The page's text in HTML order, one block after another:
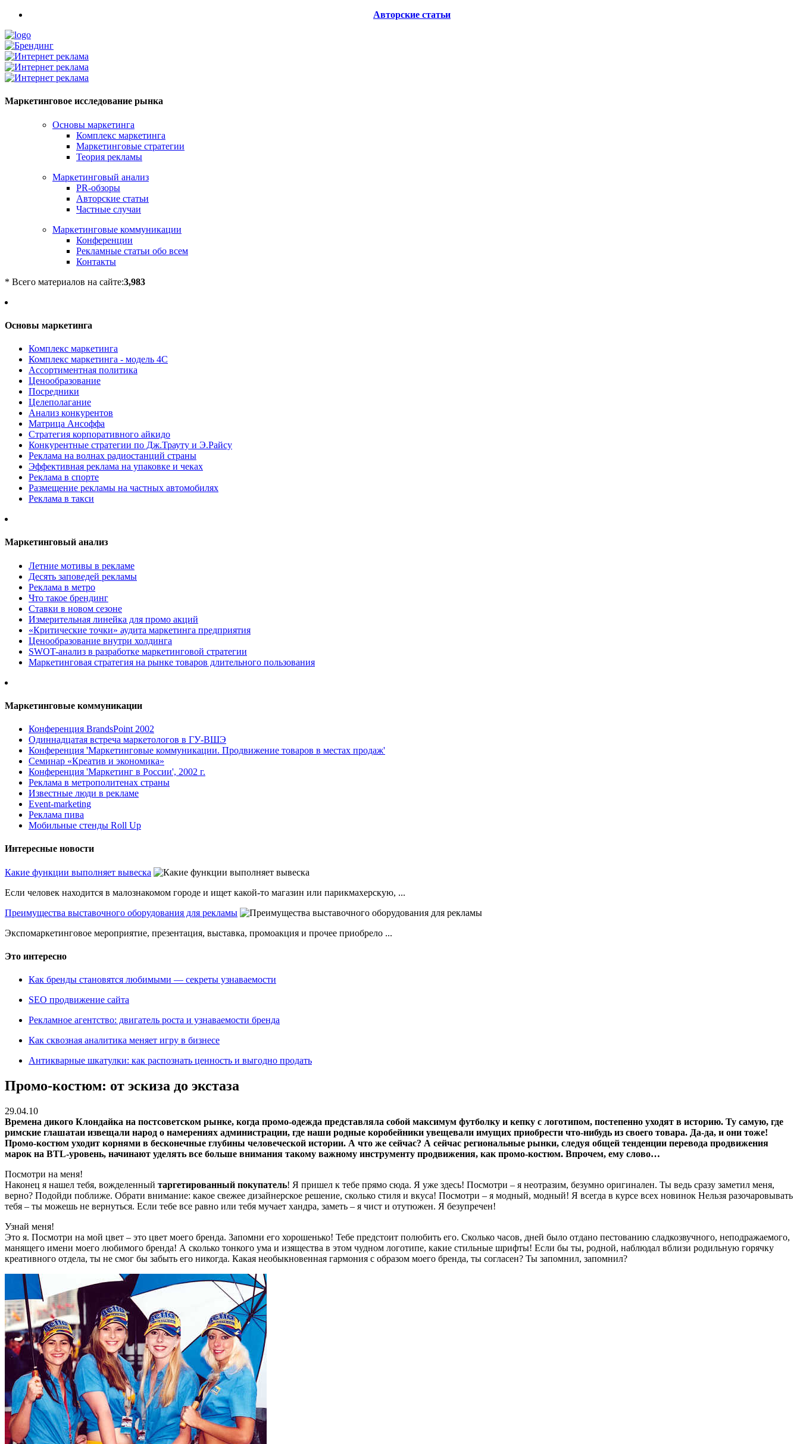
Авторские статьи
Маркетинговое исследование рынка
Основы маркетинга
Комплекс маркетинга
Маркетинговые стратегии
Теория рекламы
Маркетинговый анализ
PR-обзоры
Авторские статьи
Частные случаи
Маркетинговые коммуникации
Конференции
Рекламные статьи обо всем
Контакты
* Всего материалов на сайте:3,983
Основы маркетинга
Комплекс маркетинга
Комплекс маркетинга - модель 4С
Ассортиментная политика
Ценообразование
Посредники
Целеполагание
Анализ конкурентов
Матрица Ансоффа
Стратегия корпоративного айкидо
Конкурентные стратегии по Дж.Трауту и Э.Райсу
Реклама на волнах радиостанций страны
Эффективная реклама на упаковке и чеках
Реклама в спорте
Размещение рекламы на частных автомобилях
Реклама в такси
Маркетинговый анализ
Летние мотивы в рекламе
Десять заповедей рекламы
Реклама в метро
Что такое брендинг
Ставки в новом сезоне
Измерительная линейка для промо акций
«Критические точки» аудита маркетинга предприятия
Ценообразование внутри холдинга
SWOT-анализ в разработке маркетинговой стратегии
Маркетинговая стратегия на рынке товаров длительного пользования
Маркетинговые коммуникации
Конференция BrandsPoint 2002
Одиннадцатая встреча маркетологов в ГУ-ВШЭ
Конференция 'Маркетинговые коммуникации. Продвижение товаров в местах продаж'
Семинар «Креатив и экономика»
Конференция 'Маркетинг в России', 2002 г.
Реклама в метрополитенах страны
Известные люди в рекламе
Event-marketing
Реклама пива
Мобильные стенды Roll Up
Интересные новости
Какие функции выполняет вывеска
Если человек находится в малознакомом городе и ищет какой-то магазин или парикмахерскую, ...
Преимущества выставочного оборудования для рекламы
Экспомаркетинговое мероприятие, презентация, выставка, промоакция и прочее приобрело ...
Это интересно
Как бренды становятся любимыми — секреты узнаваемости
SEO продвижение сайта
Рекламное агентство: двигатель роста и узнаваемости бренда
Как сквозная аналитика меняет игру в бизнесе
Антикварные шкатулки: как распознать ценность и выгодно продать
Промо-костюм: от эскиза до экстаза
29.04.10
Времена дикого Клондайка на постсоветском рынке, когда промо-одежда представляла собой максимум футболку и кепку с логотипом, постепенно уходят в историю. Ту самую, где
римские глашатаи извещали народ о намерениях администрации, где наши родные коробейники увещевали имущих приобрести что-нибудь из своего товара. Да-да, и они тоже!
Промо-костюм уходит корнями в бесконечные глубины человеческой истории. А что же сейчас? А сейчас региональные рынки, следуя общей тенденции перевода продвижения
марок на BTL-уровень, начинают уделять все больше внимания такому важному инструменту продвижения, как промо-костюм. Впрочем, ему слово…
Посмотри на меня!
Наконец я нашел тебя, вожделенный таргетированный покупатель! Я пришел к тебе прямо сюда. Я уже здесь! Посмотри – я неотразим, безумно оригинален. Ты ведь сразу заметил меня,
верно? Подойди поближе. Обрати внимание: какое свежее дизайнерское решение, сколько стиля и вкуса! Посмотри – я модный, модный! Я всегда в курсе всех новинок Нельзя разочаровывать
тебя – ты можешь не вернуться. Если тебе все равно или тебя мучает хандра, заметь – я чист и отутюжен. Я безупречен!
Узнай меня!
Это я. Посмотри на мой цвет – это цвет моего бренда. Запомни его хорошенько! Тебе предстоит полюбить его. Сколько часов, дней было отдано пестованию сладкозвучного, неподражаемого,
манящего имени моего любимого бренда! А сколько тонкого ума и изящества в этом чудном логотипе, какие стильные шрифты! Если бы ты, родной, наблюдал вблизи родильную горячку
креативного отдела, ты не смог бы забыть его никогда. Какая необыкновенная гармония с образом моего бренда, ты согласен? Ты запомнил, запомнил?